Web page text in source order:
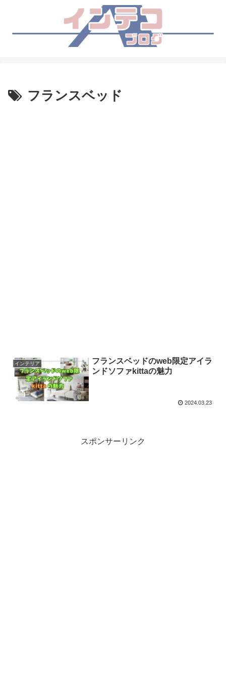
フランスベッド
インテリア
フランスベッドのweb限定アイラ
ンドソファkittaの魅力
2024.03.23
スポンサーリンク